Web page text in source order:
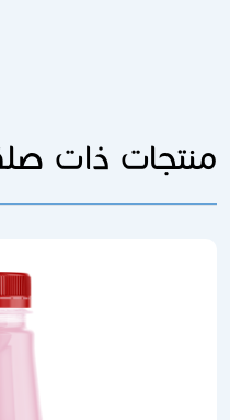
منتجات ذات